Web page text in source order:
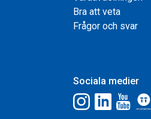
Bra att veta
Frågor och svar
Sociala medier